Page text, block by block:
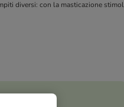
diversi: con la masticazione